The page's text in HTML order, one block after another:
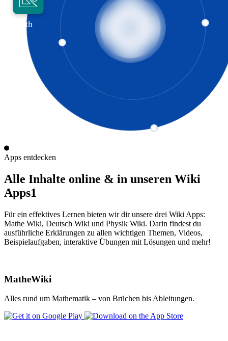
Math
Apps entdecken
Alle Inhalte online & in unseren Wiki
Apps1
Für ein effektives Lernen bieten wir dir unsere drei Wiki Apps:
Mathe Wiki, Deutsch Wiki und Physik Wiki. Darin findest du
ausführliche Erklärungen zu allen wichtigen Themen, Videos,
Beispielaufgaben, interaktive Übungen mit Lösungen und mehr!
MatheWiki
Alles rund um Mathematik – von Brüchen bis Ableitungen.